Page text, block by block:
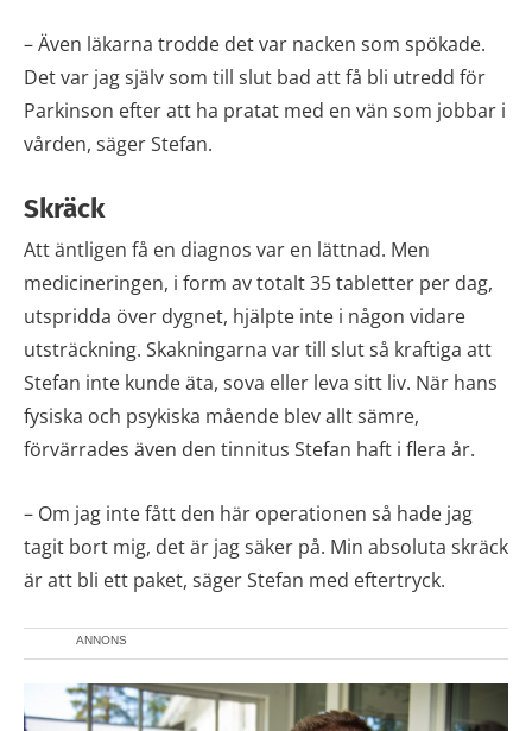
– Även läkarna trodde det var nacken som spökade.
Det var jag själv som till slut bad att få bli utredd för
Parkinson efter att ha pratat med en vän som jobbar i
vården, säger Stefan.
Skräck
Att äntligen få en diagnos var en lättnad. Men
medicineringen, i form av totalt 35 tabletter per dag,
utspridda över dygnet, hjälpte inte i någon vidare
utsträckning. Skakningarna var till slut så kraftiga att
Stefan inte kunde äta, sova eller leva sitt liv. När hans
fysiska och psykiska mående blev allt sämre,
förvärrades även den tinnitus Stefan haft i flera år.
– Om jag inte fått den här operationen så hade jag
tagit bort mig, det är jag säker på. Min absoluta skräck
är att bli ett paket, säger Stefan med eftertryck.
ANNONS